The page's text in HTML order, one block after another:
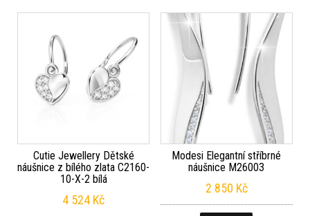
Cutie Jewellery Dětské
náušnice z bílého zlata C2160-
10-X-2 bílá
4 524 Kč
Modesi Elegantní stříbrné
náušnice M26003
2 850 Kč